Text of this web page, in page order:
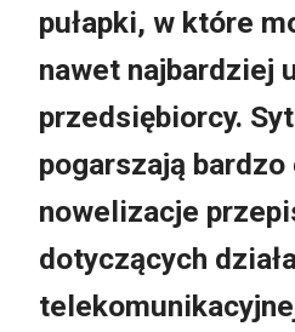
pułapki, w które
nawet najbardziej
przedsiębiorcy.
pogarszają
nowelizacje
dotyczących